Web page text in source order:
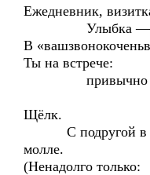
Ежедневник,
Улыбка —
В
Ты на встрече:
привычно
Щёлк.
С подругой в
молле.
(Ненадолго только: